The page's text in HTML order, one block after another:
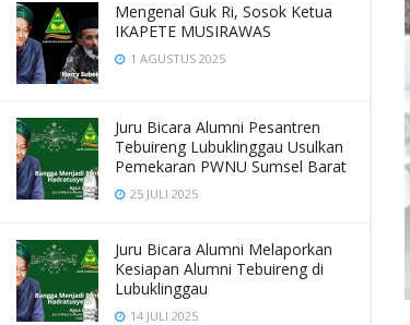
Mengenal Guk Ri, Sosok Ketua
IKAPETE MUSIRAWAS
1 AGUSTUS 2025
Juru Bicara Alumni Pesantren
Tebuireng Lubuklinggau Usulkan
Pemekaran PWNU Sumsel Barat
25 JULI 2025
Juru Bicara Alumni Melaporkan
Kesiapan Alumni Tebuireng di
Lubuklinggau
14 JULI 2025